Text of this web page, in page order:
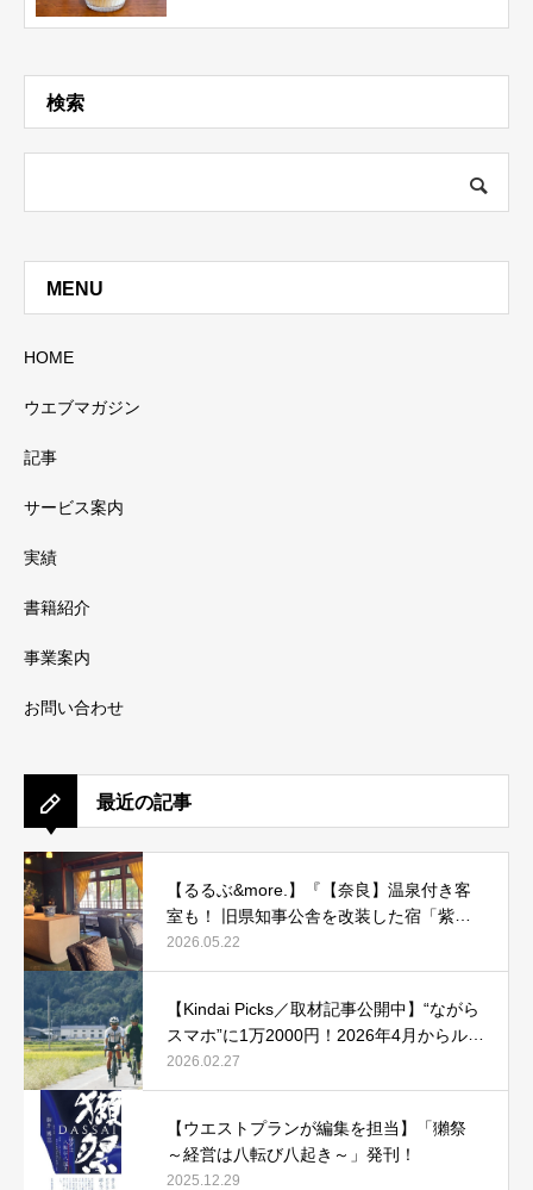
検索
MENU
HOME
ウエブマガジン
記事
サービス案内
実績
書籍紹介
事業案内
お問い合わせ
最近の記事
【るるぶ&more.】『【奈良】温泉付き客
室も！ 旧県知事公舎を改装した宿「紫翠
ラグジュアリーコレクションホテル 奈
良」で贅沢ステイ』
2026.05.22
【Kindai Picks／取材記事公開中】“ながら
スマホ”に1万2000円！2026年4月からルー
ル化される、自転車の「青切符」とは？
2026.02.27
【ウエストプランが編集を担当】「獺祭
～経営は八転び八起き～」発刊！
2025.12.29